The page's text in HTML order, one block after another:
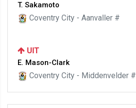
T. Sakamoto
Coventry City - Aanvaller #
UIT
E. Mason-Clark
Coventry City - Middenvelder #